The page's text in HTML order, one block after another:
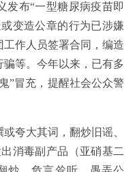
发布“一型糖尿病疫苗即
变造公章的行为已涉嫌
作人员签署合同，编造
等。今年以来，已有多
”冒充，提醒社会公众警
夸大其词，翻炒旧谣、
消毒副产品（亚硝基二